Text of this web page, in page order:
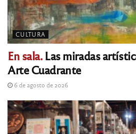
CULTURA
En sala.Las miradas
Arte Cuadrante
6 de agosto de 2026